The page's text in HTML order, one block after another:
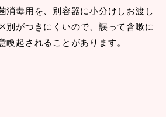
消毒用を、別容器に小分けしお渡し
別がつきにくいので、誤って含嗽に
喚起されることがあります。